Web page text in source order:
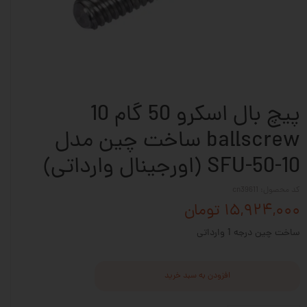
پیچ بال اسکرو 50 گام 10
ballscrew ساخت چین مدل
SFU-50-10 (اورجینال وارداتی)
۱۵,۹۲۴,۰۰۰ تومان
ساخت چین درجه 1 وارداتی
افزودن به سبد خرید